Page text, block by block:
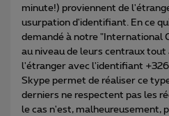
minute!) proviennent de
usurpation d'identifiant. En ce
demandé à notre "International
au niveau de leurs centraux
l'étranger avec l'identifiant
Skype permet de réaliser ce
derniers ne respectent pas les
le cas n'est, malheureusement,